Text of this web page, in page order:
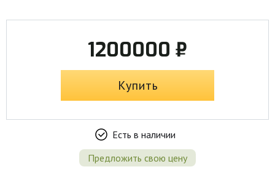
1200000 ₽
Купить
Есть в наличии
Предложить свою цену